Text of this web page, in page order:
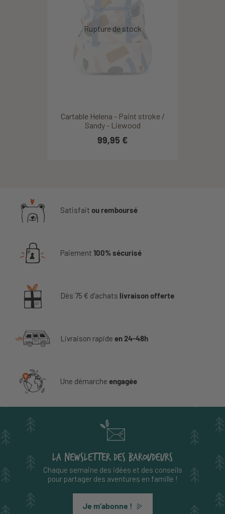
Cartable Helena - Paint stroke /
Sandy - Liewood
99,95 €
Satisfait ou remboursé
Paiement 100% sécurisé
Dès 75 € d'achats livraison offerte
Livraison rapide en 24-48h
Une démarche engagée
LA NEWSLETTER DES BAROUDEURS
Chaque semaine des idées et des conseils
pour partager des aventures en famille !
Je m’abonne !